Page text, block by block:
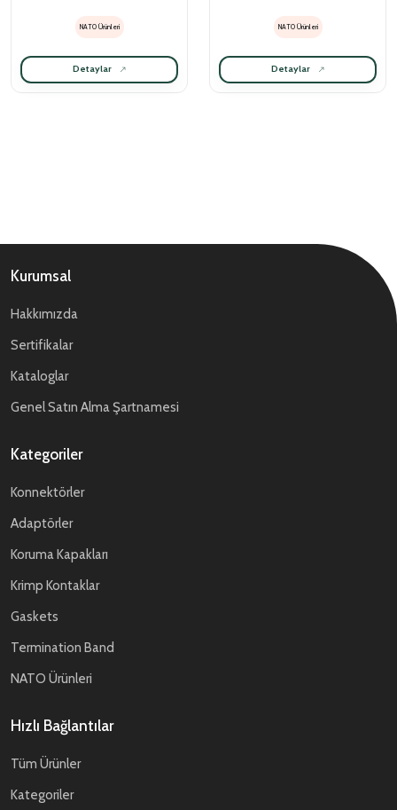
NATO Ürünleri
Detaylar
NATO Ürünleri
Detaylar
Kurumsal
Hakkımızda
Sertifikalar
Kataloglar
Genel Satın Alma Şartnamesi
Kategoriler
Konnektörler
Adaptörler
Koruma Kapakları
Krimp Kontaklar
Gaskets
Termination Band
NATO Ürünleri
Hızlı Bağlantılar
Tüm Ürünler
Kategoriler